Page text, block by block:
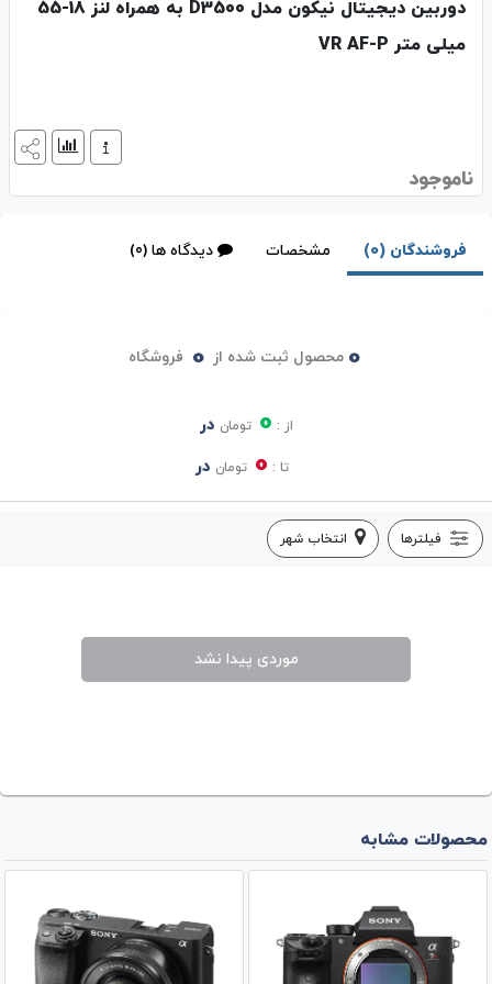
دوربین دیجیتال نیکون مدل D3500 به همراه لنز 18-55
میلی متر VR AF-P
ناموجود
فروشندگان (0) مشخصات دیدگاه ها (0)
0 محصول ثبت شده از 0 فروشگاه
از : 0 تومان در
تا : 0 تومان در
فیلترها انتخاب شهر
موردی پیدا نشد
محصولات مشابه